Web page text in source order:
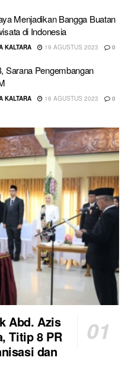
Menjadikan Bangga Buatan
di Indonesia
KALTARA 19 AGUSTUS 2023 0
Sarana Pengembangan
KALTARA 16 AGUSTUS 2023 0
Abd. Azis
Titip 8 PR
dan